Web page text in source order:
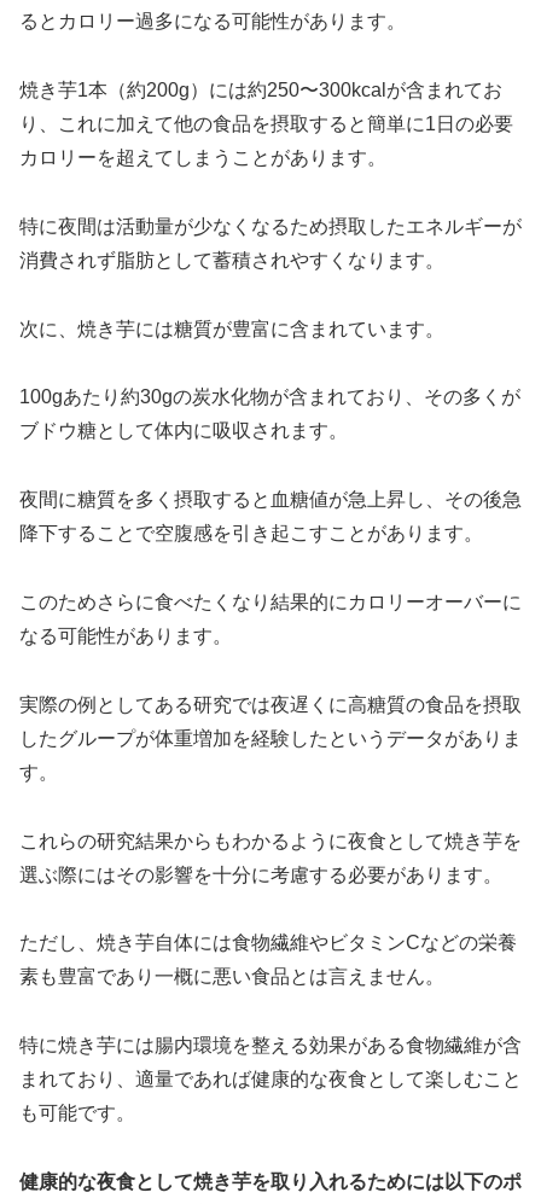
るとカロリー過多になる可能性があります。
焼き芋1本（約200g）には約250〜300kcalが含まれてお
り、これに加えて他の食品を摂取すると簡単に1日の必要
カロリーを超えてしまうことがあります。
特に夜間は活動量が少なくなるため摂取したエネルギーが
消費されず脂肪として蓄積されやすくなります。
次に、焼き芋には糖質が豊富に含まれています。
100gあたり約30gの炭水化物が含まれており、その多くが
ブドウ糖として体内に吸収されます。
夜間に糖質を多く摂取すると血糖値が急上昇し、その後急
降下することで空腹感を引き起こすことがあります。
このためさらに食べたくなり結果的にカロリーオーバーに
なる可能性があります。
実際の例としてある研究では夜遅くに高糖質の食品を摂取
したグループが体重増加を経験したというデータがありま
す。
これらの研究結果からもわかるように夜食として焼き芋を
選ぶ際にはその影響を十分に考慮する必要があります。
ただし、焼き芋自体には食物繊維やビタミンCなどの栄養
素も豊富であり一概に悪い食品とは言えません。
特に焼き芋には腸内環境を整える効果がある食物繊維が含
まれており、適量であれば健康的な夜食として楽しむこと
も可能です。
健康的な夜食として焼き芋を取り入れるためには以下のポ